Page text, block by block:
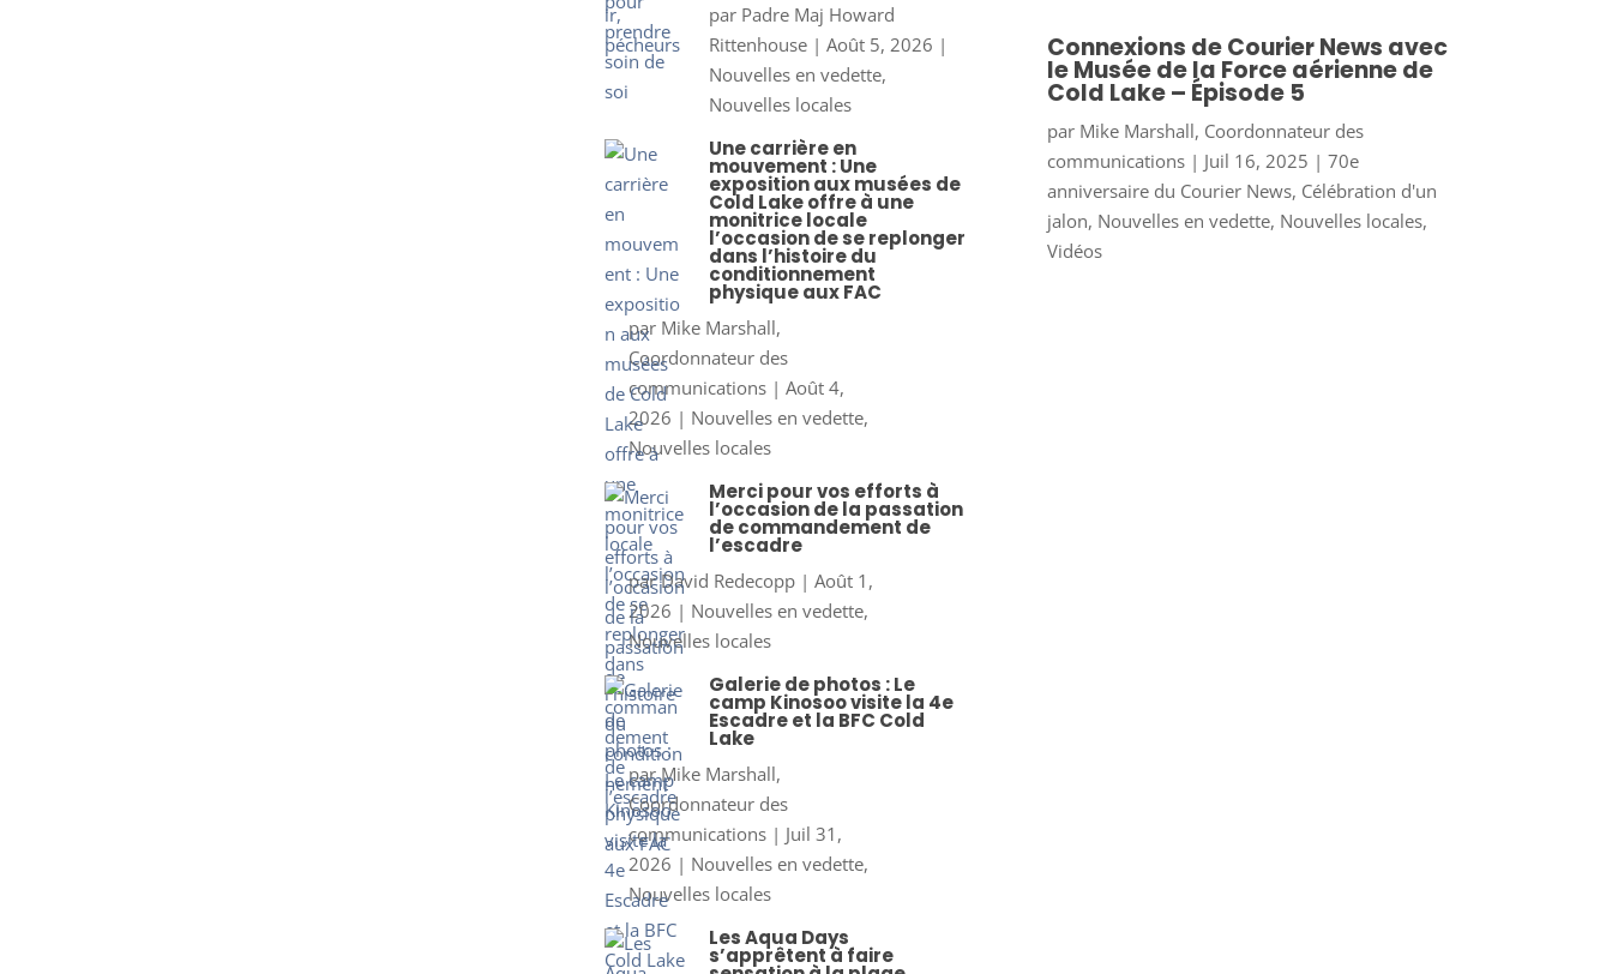
par Padre Maj Howard
Rittenhouse| Août 5, 2026 |
Nouvelles en vedette,
Nouvelles locales
Une carrière en
mouvement : Une
exposition aux musées de
Cold Lake offre à une
monitrice locale
l’occasion de se replonger
dans l’histoire du
conditionnement
physique aux FAC
par Mike Marshall,
Coordonnateur des
communications| Août 4,
2026 | Nouvelles en vedette,
Nouvelles locales
Merci pour vos efforts à
l’occasion de la passation
de commandement de
l’escadre
parDavid Redecopp| Août 1,
2026 | Nouvelles en vedette,
Nouvelles locales
Galerie de photos : Le
camp Kinosoo visite la 4e
Escadre et la BFC Cold
Lake
parMike Marshall,
Coordonnateur des
communications| Juil 31,
2026 | Nouvelles en vedette,
Nouvelles locales
Les Aqua Days
s’apprêtent à faire
Connexions de Courier News avec
le Musée de la Force aérienne de
Cold Lake – Épisode 5
par Mike Marshall, Coordonnateur des
communications| Juil 16, 2025 | 70e
anniversaire du Courier News, Célébration d'un
jalon, Nouvelles en vedette, Nouvelles locales,
Vidéos